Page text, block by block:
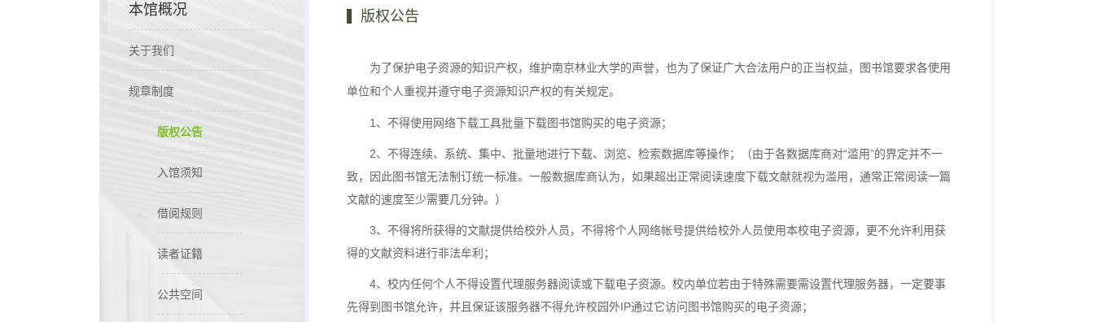
本馆概况
关于我们
规章制度
版权公告
入馆须知
借阅规则
读者证籍
公共空间
版权公告
为了保护电子资源的知识产权，维护南京林业大学的声誉，也为了保证广大合法用户的正当权益，图书馆要求各使用
单位和个人重视并遵守电子资源知识产权的有关规定。
1、 不得使用网络下载工具批量下载图书馆购买的电子资源；
2、 不得连续、系统、集中、批量地进行下载、浏览、检索数据库等操作；（由于各数据库商对“滥用”的界定并不一
致，因此图书馆无法制订统一标准。一般数据库商认为，如果超出正常阅读速度下载文献就视为滥用，通常正常阅读一篇
文献的速度至少需要几分钟。）
3、 不得将所获得的文献提供给校外人员，不得将个人网络帐号提供给校外人员使用本校电子资源，更不允许利用获
得的文献资料进行非法牟利；
4、 校内任何个人不得设置代理服务器阅读或下载电子资源。校内单位若由于特殊需要需设置代理服务器，一定要事
先得到图书馆允许，并且保证该服务器不得允许校园外IP通过它访问图书馆购买的电子资源；